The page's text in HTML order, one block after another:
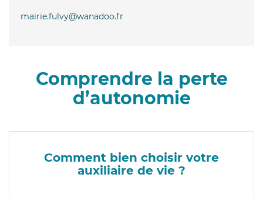
mairie.fulvy@wanadoo.fr
Comprendre la perte
d’autonomie
Comment bien choisir votre
auxiliaire de vie ?